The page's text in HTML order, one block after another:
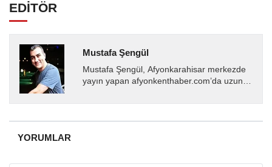
EDİTÖR
Mustafa Şengül
Mustafa Şengül, Afyonkarahisar merkezde
yayın yapan afyonkenthaber.com’da uzun
almakta, haber akışı...
YORUMLAR